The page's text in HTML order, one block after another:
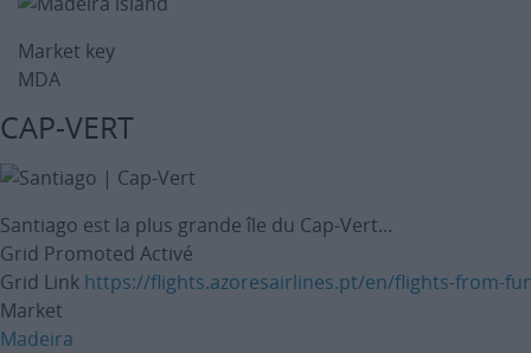
Market key
MDA
CAP-VERT
Santiago est la plus grande île du Cap-Vert...
Grid Promoted Activé
Grid Link https://flights.azoresairlines.pt/en/flights-from-
Market
Madeira